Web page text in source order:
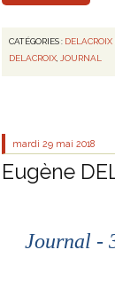
CATÉGORIES :
DELACROIX JOURNAL
mardi 29 mai 2018
Eugène
Journal -